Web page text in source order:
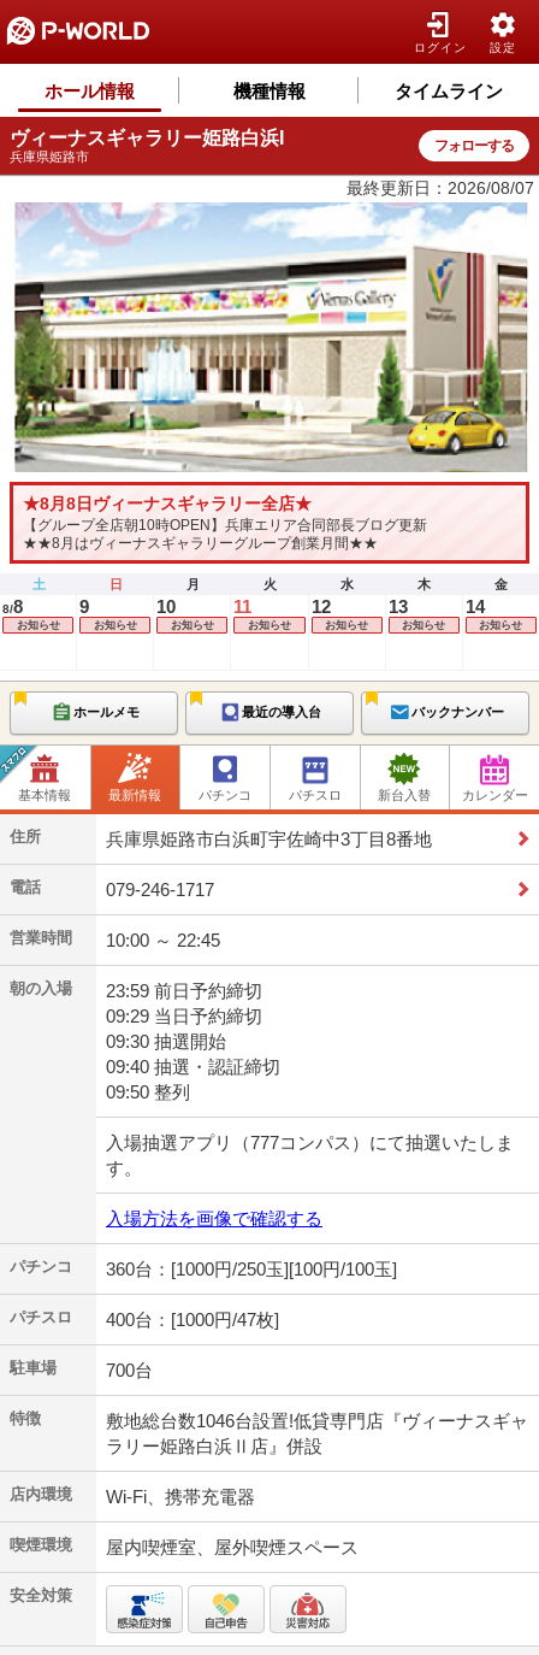
ログイン 設定
ホール情報 機種情報 タイムライン
ヴィーナスギャラリー姫路白浜I
兵庫県姫路市
フォローする
最終更新日：2026/08/07
★8月8日ヴィーナスギャラリー全店★
【グループ全店朝10時OPEN】兵庫エリア合同部長ブログ更新
★★8月はヴィーナスギャラリーグループ創業月間★★
土 日 月 火 水 木 金
8/8
お知らせ
9
お知らせ
10
お知らせ
11
お知らせ
12
お知らせ
13
お知らせ
14
お知らせ
ホールメモ 最近の導入台 バックナンバー
基本情報 最新情報 パチンコ パチスロ 新台入替 カレンダー
住所 兵庫県姫路市白浜町宇佐崎中3丁目8番地
電話 079-246-1717
営業時間 10:00 ～ 22:45
朝の入場
23:59 前日予約締切
09:29 当日予約締切
09:30 抽選開始
09:40 抽選・認証締切
09:50 整列
入場抽選アプリ（777コンパス）にて抽選いたしま
す。
入場方法を画像で確認する
パチンコ 360台：[1000円/250玉][100円/100玉]
パチスロ 400台：[1000円/47枚]
駐車場 700台
特徴
敷地総台数1046台設置!低貸専門店『ヴィーナスギャ
ラリー姫路白浜Ⅱ店』併設
店内環境 Wi-Fi、携帯充電器
喫煙環境 屋内喫煙室、屋外喫煙スペース
安全対策